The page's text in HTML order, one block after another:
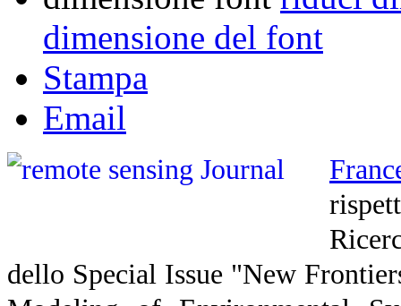
dimensione del font
Stampa
Email
dello Special Issue "New